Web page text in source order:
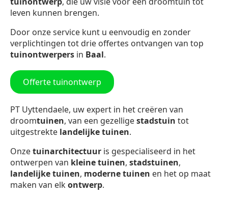
leven kunnen brengen.
Door onze service kunt u eenvoudig en zonder
verplichtingen tot drie offertes ontvangen van top
tuinontwerpers in Baal.
Offerte tuinontwerp
PT Uyttendaele, uw expert in het creëren van
droomtuinen, van een gezelligestadstuin tot
uitgestrekte landelijke tuinen.
Onzetuinarchitectuur is gespecialiseerd in het
ontwerpen van kleine tuinen, stadstuinen,
landelijke tuinen, moderne tuinen en het op maat
maken van elkontwerp.